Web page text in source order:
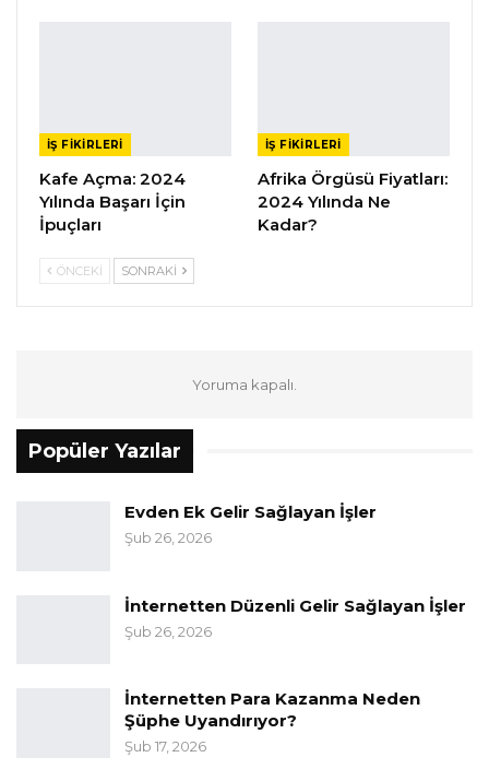
İŞ FIKIRLERI
Kafe Açma: 2024
Yılında Başarı İçin
İpuçları
İŞ FIKIRLERI
Afrika Örgüsü Fiyatları:
2024 Yılında Ne
Kadar?
ÖNCEKI SONRAKI
Yoruma kapalı.
Popüler Yazılar
Evden Ek Gelir Sağlayan İşler
Şub 26, 2026
İnternetten Düzenli Gelir Sağlayan İşler
Şub 26, 2026
İnternetten Para Kazanma Neden
Şüphe Uyandırıyor?
Şub 17, 2026